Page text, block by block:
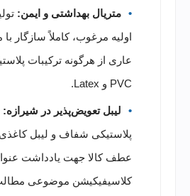
متریال بهداشتی و ایمن:
اولیه مرغوب، کاملاً سازگار
عاری از هرگونه ترکیبات
PVC و Latex.
لیبل تعویض‌پذیر در شیرازه:
پلاستیکی شفاف و لیبل
عطف کالا جهت یادداشت
کلاسیفیکیشن موضوعی